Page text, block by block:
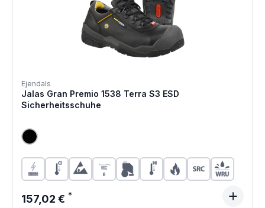
Ejendals
Jalas Gran Premio 1538 Terra S3 ESD
Sicherheitsschuhe
Regulärer Preis:
157,02 €